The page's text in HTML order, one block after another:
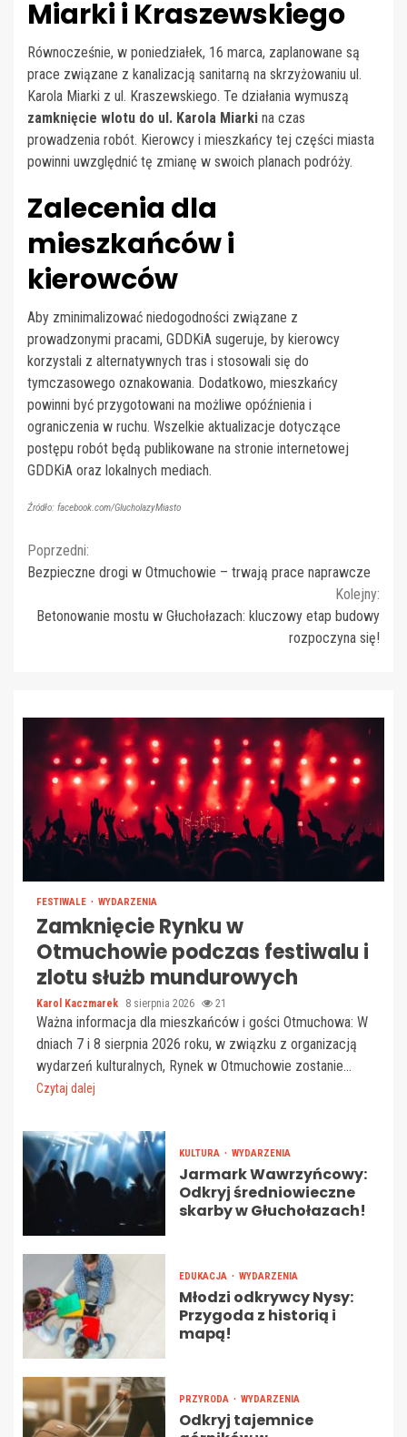
Miarki i Kraszewskiego
Równocześnie, w poniedziałek, 16 marca, zaplanowane są
prace związane z kanalizacją sanitarną na skrzyżowaniu ul.
Karola Miarki z ul. Kraszewskiego. Te działania wymuszą
zamknięcie wlotu do ul. Karola Miarki na czas
prowadzenia robót. Kierowcy i mieszkańcy tej części miasta
powinni uwzględnić tę zmianę w swoich planach podróży.
Zalecenia dla
mieszkańców i
kierowców
Aby zminimalizować niedogodności związane z
prowadzonymi pracami, GDDKiA sugeruje, by kierowcy
korzystali z alternatywnych tras i stosowali się do
tymczasowego oznakowania. Dodatkowo, mieszkańcy
powinni być przygotowani na możliwe opóźnienia i
ograniczenia w ruchu. Wszelkie aktualizacje dotyczące
postępu robót będą publikowane na stronie internetowej
GDDKiA oraz lokalnych mediach.
Źródło: facebook.com/GlucholazyMiasto
Continue
Reading
Poprzedni:
Bezpieczne drogi w Otmuchowie – trwają prace naprawcze
Kolejny:
Betonowanie mostu w Głuchołazach: kluczowy etap budowy
rozpoczyna się!
FESTIWALE WYDARZENIA
Zamknięcie Rynku w
Otmuchowie podczas festiwalu i
zlotu służb mundurowych
Karol Kaczmarek 8 sierpnia 2026 21
Ważna informacja dla mieszkańców i gości Otmuchowa: W
dniach 7 i 8 sierpnia 2026 roku, w związku z organizacją
wydarzeń kulturalnych, Rynek w Otmuchowie zostanie...
Czytaj dalej
KULTURA WYDARZENIA
Jarmark Wawrzyńcowy:
Odkryj średniowieczne
skarby w Głuchołazach!
EDUKACJA WYDARZENIA
Młodzi odkrywcy Nysy:
Przygoda z historią i
mapą!
PRZYRODA WYDARZENIA
Odkryj tajemnice